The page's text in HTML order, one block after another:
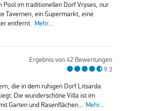
Pool im traditionellen Dorf Vryses, nur
Tavernen, ein Supermarkt, eine
entfernt. Mehr...
Ergebnis von 42 Bewertungen
9.3
die in dem ruhigen Dorf Litsarda
Die wunderschöne Villa ist im
Garten und Rasenflächen... Mehr...